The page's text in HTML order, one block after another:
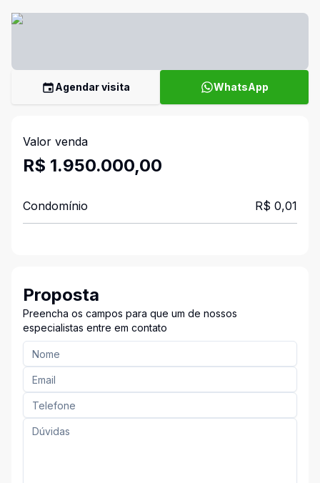
Agendar visita WhatsApp
Valor venda
R$ 1.950.000,00
Condomínio R$ 0,01
Proposta
Preencha os campos para que um de nossos
especialistas entre em contato